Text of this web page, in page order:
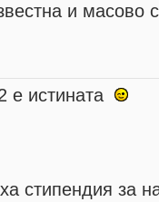
и масово
e истината
стипендия за